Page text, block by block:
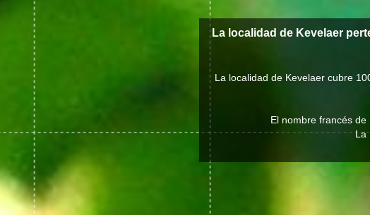
La localidad de Kevelaer
La localidad de Kevelaer cubre
El nombre francés de
La